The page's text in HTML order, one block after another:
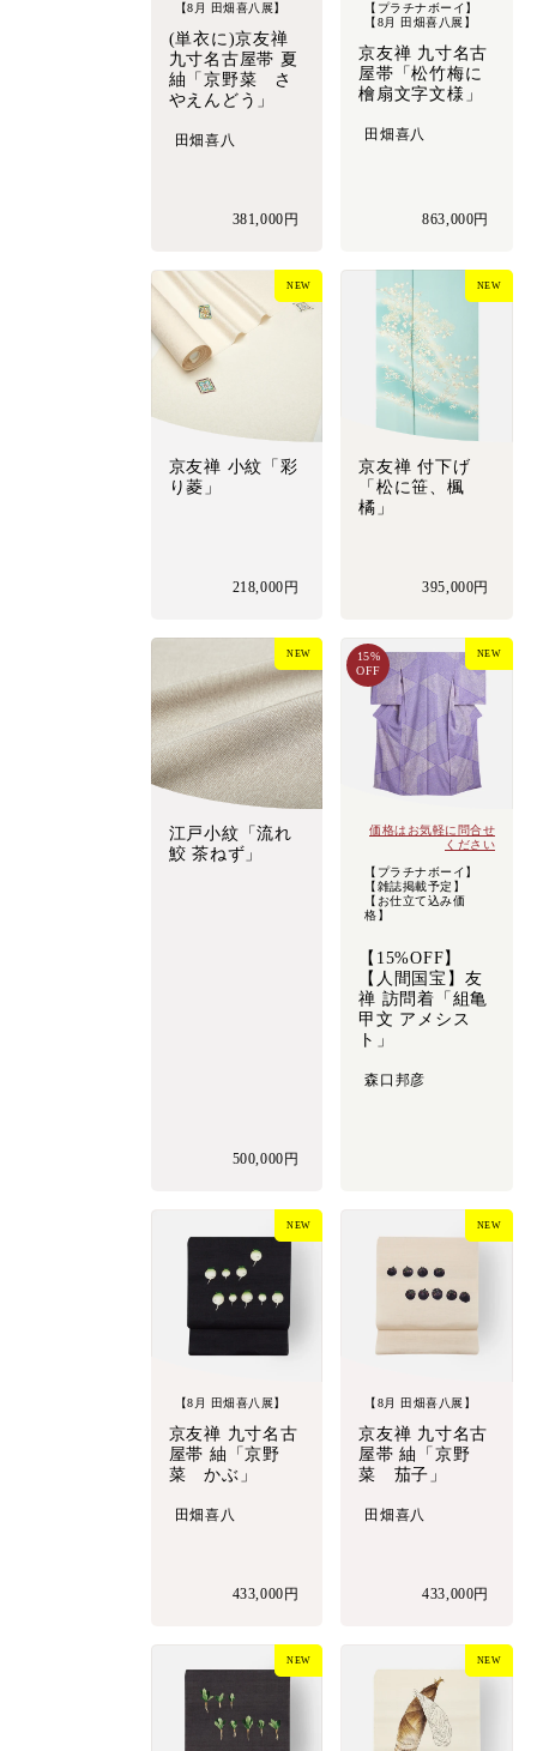
【8月 田畑喜八展】
(単衣に)京友禅
九寸名古屋帯 夏
紬「京野菜 さ
やえんどう」
田畑喜八
381,000円
【プラチナボーイ】
【8月 田畑喜八展】
京友禅 九寸名古
屋帯「松竹梅に
檜扇文字文様」
田畑喜八
863,000円
京友禅 小紋「彩
り菱」
218,000円
NEW
京友禅 付下げ
「松に笹、楓
橘」
395,000円
NEW
江戸小紋「流れ
鮫 茶ねず」
500,000円
NEW
価格はお気軽に問合せ
ください
【プラチナボーイ】
【雑誌掲載予定】
【お仕立て込み価
格】
【15%OFF】
【人間国宝】友
禅 訪問着「組亀
甲文 アメシス
ト」
森口邦彦
NEW
15%
OFF
【8月 田畑喜八展】
京友禅 九寸名古
屋帯 紬「京野
菜 かぶ」
田畑喜八
433,000円
NEW
【8月 田畑喜八展】
京友禅 九寸名古
屋帯 紬「京野
菜 茄子」
田畑喜八
433,000円
NEW
NEW NEW